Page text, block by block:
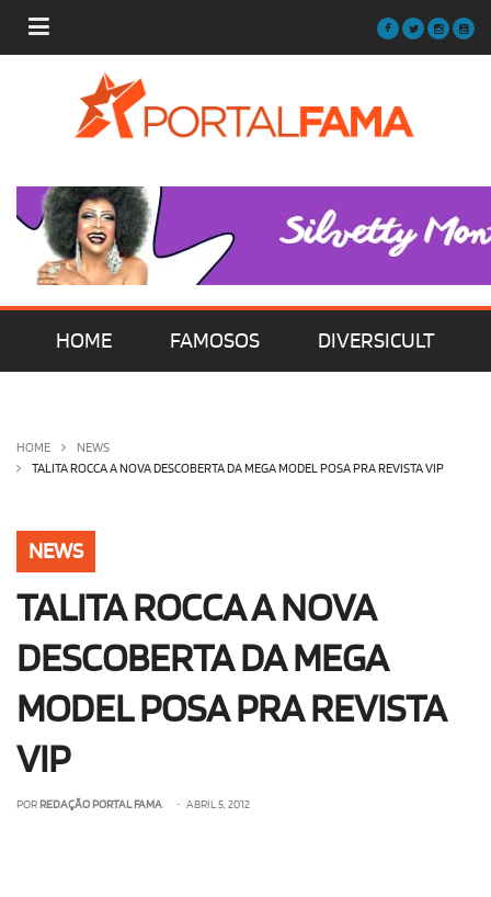
HOME FAMOSOS DIVERSICULT
HOME
NEWS
TALITA ROCCA A NOVA DESCOBERTA DA MEGA MODEL POSA PRA REVISTA VIP
NEWS
TALITA ROCCA A NOVA
DESCOBERTA DA MEGA
MODEL POSA PRA REVISTA
VIP
POR REDAÇÃO PORTAL FAMA • ABRIL 5, 2012